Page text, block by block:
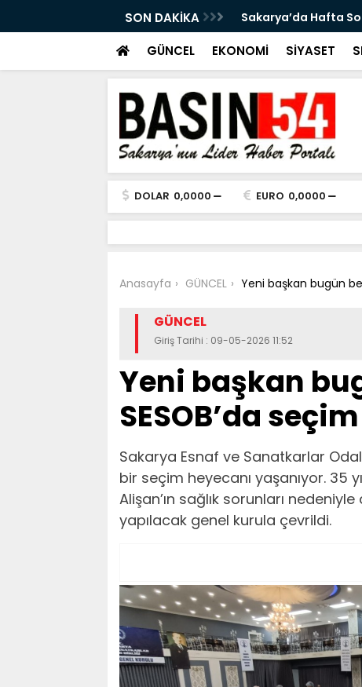
SON DAKİKA
Tersine Dönecek: Pazar Sağanak Var Kaynarca sahilinde
GÜNCEL EKONOMİ SİYASET
DOLAR 0,0000 EURO 0,0000
Anasayfa GÜNCEL Yeni başkan bugün
GÜNCEL
Giriş Tarihi : 09-05-2026 11:52
Yeni başkan
SESOB’da
Sakarya Esnaf ve Sanatkarlar
bir seçim heyecanı yaşanıyor. 35
Alişan’ın sağlık sorunları
yapılacak genel kurula çevrildi.